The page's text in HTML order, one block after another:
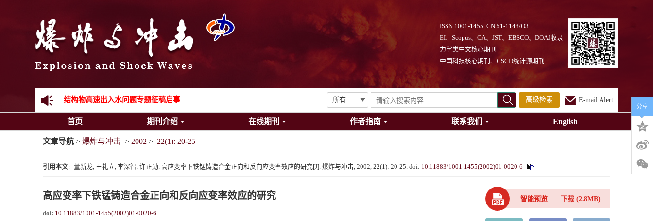
ISSN 1001-1455 CN 51-1148/O3
EI、Scopus、CA、JST、EBSCO、DOAJ收录
力学类中文核心期刊
中国科技核心期刊、CSCD统计源期刊
《爆炸与冲击》2025年度优秀名单
先进载运装备机械冲击失效与防护专题征稿启事
结构物高速出入水问题专题征稿启事
《爆炸与冲击》第一届青年编委入选人员名单
高级检索 E-mail Alert
首页 期刊介绍 在线期刊 作者指南 联系我们 English
文章导航 > 爆炸与冲击 > 2002 > 22(1): 20-25
引用本文: 董新龙, 王礼立, 李深智, 许正勋. 高应变率下铁锰铸造合金正向和反向应变率效应的研究[J]. 爆炸与冲击, 2002, 22(1): 20-25. doi: 10.11883/1001-1455(2002)01-0020-6
高应变率下铁锰铸造合金正向和反向应变率效应的研究
doi: 10.11883/1001-1455(2002)01-0020-6
智能预览 下载(2.8MB)
分享